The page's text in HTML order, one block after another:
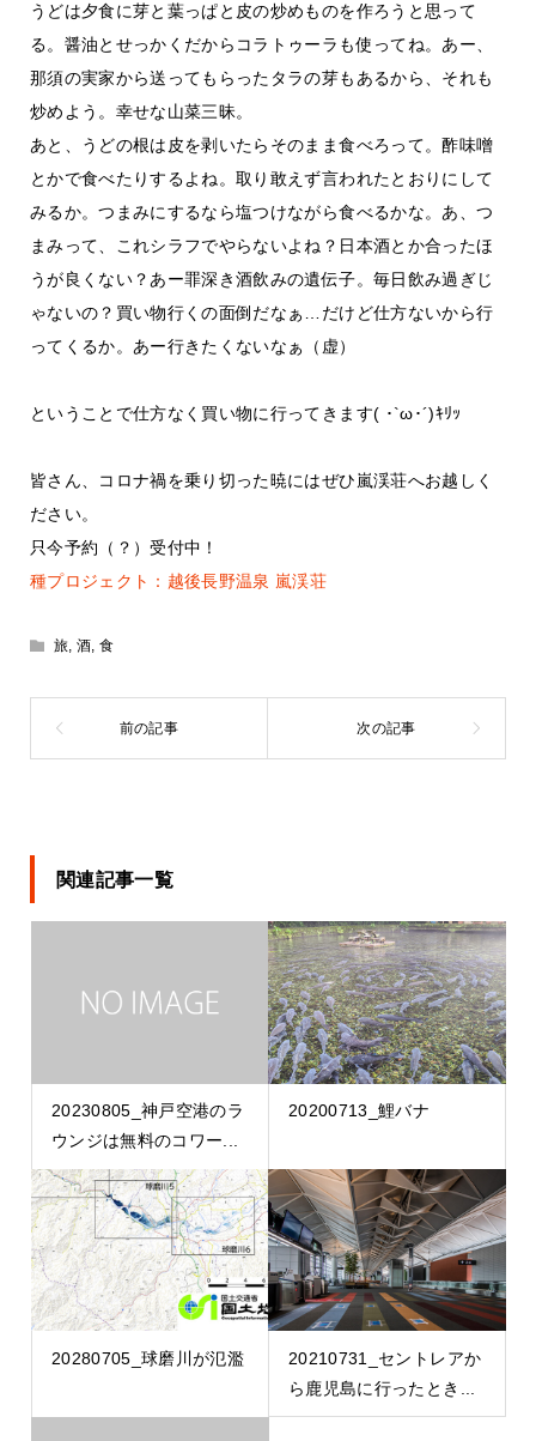
うどは夕食に芽と葉っぱと皮の炒めものを作ろうと思って
る。醤油とせっかくだからコラトゥーラも使ってね。あー、
那須の実家から送ってもらったタラの芽もあるから、それも
炒めよう。幸せな山菜三昧。
あと、うどの根は皮を剥いたらそのまま食べろって。酢味噌
とかで食べたりするよね。取り敢えず言われたとおりにして
みるか。つまみにするなら塩つけながら食べるかな。あ、つ
まみって、これシラフでやらないよね？日本酒とか合ったほ
うが良くない？あー罪深き酒飲みの遺伝子。毎日飲み過ぎじ
ゃないの？買い物行くの面倒だなぁ…だけど仕方ないから行
ってくるか。あー行きたくないなぁ（虚）
ということで仕方なく買い物に行ってきます( ･`ω･´)ｷﾘｯ
皆さん、コロナ禍を乗り切った暁にはぜひ嵐渓荘へお越しく
ださい。
只今予約（？）受付中！
種プロジェクト：越後長野温泉 嵐渓荘
旅, 酒,食
関連記事一覧
20230805_神戸空港のラ
ウンジは無料のコワー...
20200713_鯉バナ
20280705_球磨川が氾濫
20210731_セントレアか
ら鹿児島に行ったとき...